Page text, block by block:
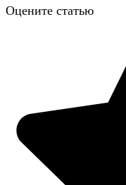
Оцените статью